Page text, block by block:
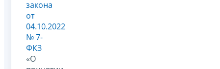
закона
от
04.10.2022
№ 7-
ФКЗ
«О